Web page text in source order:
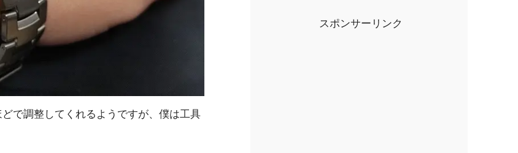
で調整してくれるようですが、僕は工具
スポンサーリンク